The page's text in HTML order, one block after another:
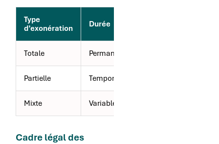
Type
d’exonération
Durée
Totale Permanente
Partielle Temporaire
Mixte Variable
Cadre légal des